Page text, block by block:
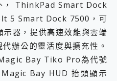
， ThinkPad Smart Dock
5 Smart Dock 7500，可
器，提供高速效能與雲端
辦公的靈活度與擴充性。
Bay Tiko Pro為代號
Bay HUD 抬頭顯示